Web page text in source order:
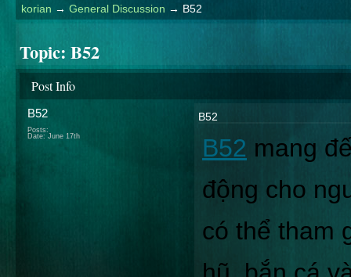
korian → General Discussion → B52
Topic: B52
Post Info
B52
Posts:
Date: June 17th
B52
B52 mang
động cho
có thể tham